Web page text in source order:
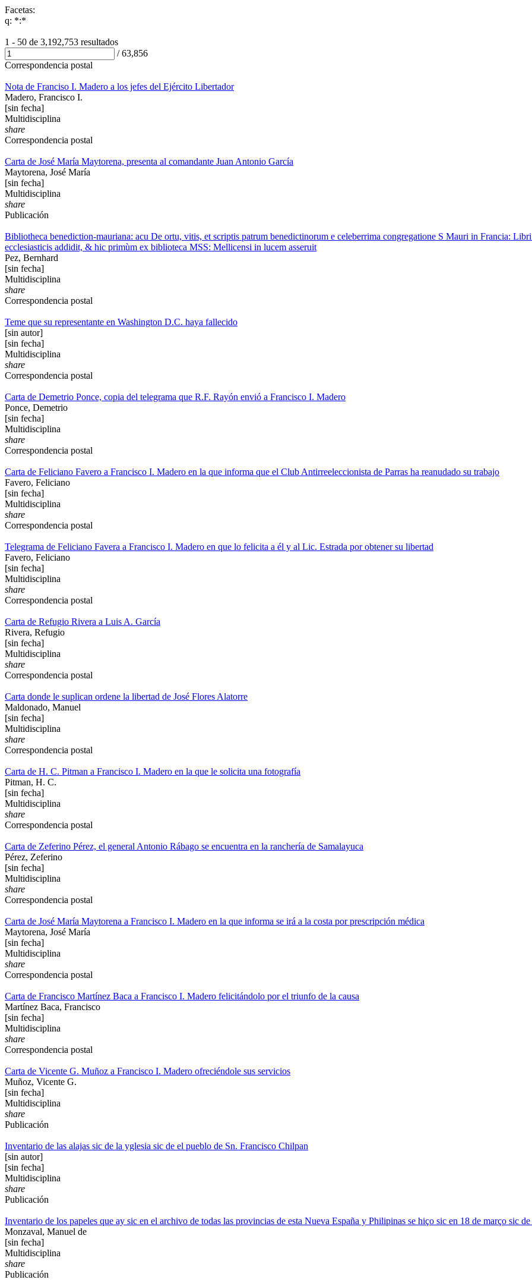
Facetas:
q: *:*
1 - 50 de 3,192,753 resultados
/63,856
Correspondencia postal
Nota de Franciso I. Madero a los jefes del Ejército Libertador
Madero, Francisco I.
[sin fecha]
Multidisciplina
share
Correspondencia postal
Carta de José María Maytorena, presenta al comandante Juan Antonio García
Maytorena, José María
[sin fecha]
Multidisciplina
share
Publicación
Bibliotheca benediction-mauriana: acu De ortu, vitis, et scriptis patrum benedictinorum e celeberrima congregatione S Mauri in Francia:
ecclesiasticis addidit, & hic primùm ex biblioteca MSS: Mellicensi in lucem asseruit
Pez, Bernhard
[sin fecha]
Multidisciplina
share
Correspondencia postal
Teme que su representante en Washington D.C. haya fallecido
[sin autor]
[sin fecha]
Multidisciplina
share
Correspondencia postal
Carta de Demetrio Ponce, copia del telegrama que R.F. Rayón envió a Francisco I. Madero
Ponce, Demetrio
[sin fecha]
Multidisciplina
share
Correspondencia postal
Carta de Feliciano Favero a Francisco I. Madero en la que informa que el Club Antirreeleccionista de Parras ha reanudado su trabajo
Favero, Feliciano
[sin fecha]
Multidisciplina
share
Correspondencia postal
Telegrama de Feliciano Favera a Francisco I. Madero en que lo felicita a él y al Lic. Estrada por obtener su libertad
Favero, Feliciano
[sin fecha]
Multidisciplina
share
Correspondencia postal
Carta de Refugio Rivera a Luis A. García
Rivera, Refugio
[sin fecha]
Multidisciplina
share
Correspondencia postal
Carta donde le suplican ordene la libertad de José Flores Alatorre
Maldonado, Manuel
[sin fecha]
Multidisciplina
share
Correspondencia postal
Carta de H. C. Pitman a Francisco I. Madero en la que le solicita una fotografía
Pitman, H. C.
[sin fecha]
Multidisciplina
share
Correspondencia postal
Carta de Zeferino Pérez, el general Antonio Rábago se encuentra en la ranchería de Samalayuca
Pérez, Zeferino
[sin fecha]
Multidisciplina
share
Correspondencia postal
Carta de José María Maytorena a Francisco I. Madero en la que informa se irá a la costa por prescripción médica
Maytorena, José María
[sin fecha]
Multidisciplina
share
Correspondencia postal
Carta de Francisco Martínez Baca a Francisco I. Madero felicitándolo por el triunfo de la causa
Martínez Baca, Francisco
[sin fecha]
Multidisciplina
share
Correspondencia postal
Carta de Vicente G. Muñoz a Francisco I. Madero ofreciéndole sus servicios
Muñoz, Vicente G.
[sin fecha]
Multidisciplina
share
Publicación
Inventario de las alajas sic de la yglesia sic de el pueblo de Sn. Francisco Chilpan
[sin autor]
[sin fecha]
Multidisciplina
share
Publicación
Inventario de los papeles que ay sic en el archivo de todas las provincias de esta Nueva España y Philipinas se hiço sic en 18 de março sic
Monzaval, Manuel de
[sin fecha]
Multidisciplina
share
Publicación